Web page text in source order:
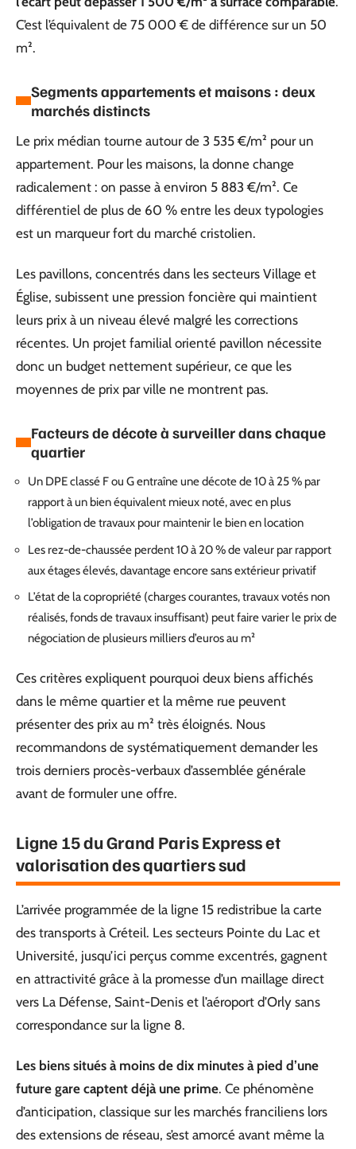
C’est l’équivalent de 75 000 € de différence sur un 50
m².
Segments appartements et maisons : deux
marchés distincts
Le prix médian tourne autour de 3 535 €/m² pour un
appartement. Pour les maisons, la donne change
radicalement : on passe à environ 5 883 €/m². Ce
différentiel de plus de 60 % entre les deux typologies
est un marqueur fort du marché cristolien.
Les pavillons, concentrés dans les secteurs Village et
Église, subissent une pression foncière qui maintient
leurs prix à un niveau élevé malgré les corrections
récentes. Un projet familial orienté pavillon nécessite
donc un budget nettement supérieur, ce que les
moyennes de prix par ville ne montrent pas.
Facteurs de décote à surveiller dans chaque
quartier
Un DPE classé F ou G entraîne une décote de 10 à 25 % par
rapport à un bien équivalent mieux noté, avec en plus
l’obligation de travaux pour maintenir le bien en location
Les rez-de-chaussée perdent 10 à 20 % de valeur par rapport
aux étages élevés, davantage encore sans extérieur privatif
L’état de la copropriété (charges courantes, travaux votés non
réalisés, fonds de travaux insuffisant) peut faire varier le prix de
négociation de plusieurs milliers d’euros au m²
Ces critères expliquent pourquoi deux biens affichés
dans le même quartier et la même rue peuvent
présenter des prix au m² très éloignés. Nous
recommandons de systématiquement demander les
trois derniers procès-verbaux d’assemblée générale
avant de formuler une offre.
Ligne 15 du Grand Paris Express et
valorisation des quartiers sud
L’arrivée programmée de la ligne 15 redistribue la carte
des transports à Créteil. Les secteurs Pointe du Lac et
Université, jusqu’ici perçus comme excentrés, gagnent
en attractivité grâce à la promesse d’un maillage direct
vers La Défense, Saint-Denis et l’aéroport d’Orly sans
correspondance sur la ligne 8.
Les biens situés à moins de dix minutes à pied d’une
future gare captent déjà une prime. Ce phénomène
d’anticipation, classique sur les marchés franciliens lors
des extensions de réseau, s’est amorcé avant même la